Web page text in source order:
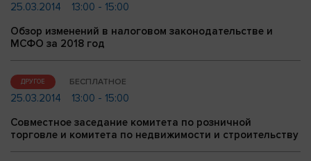
25.03.2014
13:00 - 15:00
Обзор изменений в налоговом законодательстве и
МСФО за 2018 год
ДРУГОЕ БЕСПЛАТНОЕ
25.03.2014
13:00 - 15:00
Совместное заседание комитета по розничной
торговле и комитета по недвижимости и строительству